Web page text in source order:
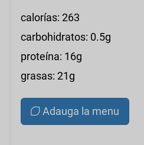
calorías: 263
carbohidratos: 0.5g
proteína: 16g
grasas: 21g
Adauga la menu